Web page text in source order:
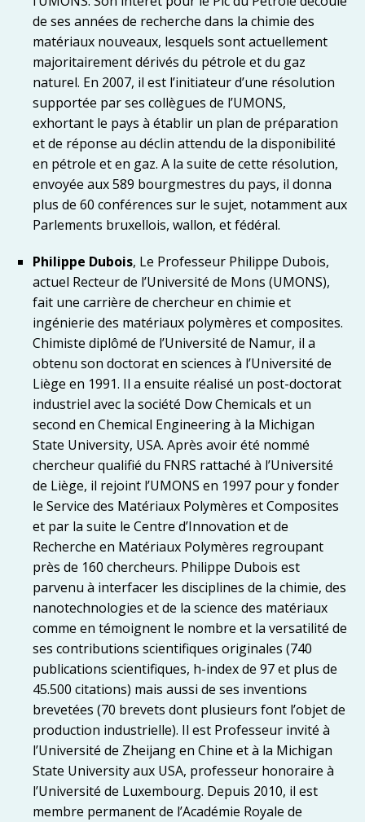
de ses années de recherche dans la chimie des
matériaux nouveaux, lesquels sont actuellement
majoritairement dérivés du pétrole et du gaz
naturel. En 2007, il est l’initiateur d’une résolution
supportée par ses collègues de l’UMONS,
exhortant le pays à établir un plan de préparation
et de réponse au déclin attendu de la disponibilité
en pétrole et en gaz. A la suite de cette résolution,
envoyée aux 589 bourgmestres du pays, il donna
plus de 60 conférences sur le sujet, notamment aux
Parlements bruxellois, wallon, et fédéral.
Philippe Dubois, Le Professeur Philippe Dubois,
actuel Recteur de l’Université de Mons (UMONS),
fait une carrière de chercheur en chimie et
ingénierie des matériaux polymères et composites.
Chimiste diplômé de l’Université de Namur, il a
obtenu son doctorat en sciences à l’Université de
Liège en 1991. Il a ensuite réalisé un post-doctorat
industriel avec la société Dow Chemicals et un
second en Chemical Engineering à la Michigan
State University, USA. Après avoir été nommé
chercheur qualifié du FNRS rattaché à l’Université
de Liège, il rejoint l’UMONS en 1997 pour y fonder
le Service des Matériaux Polymères et Composites
et par la suite le Centre d’Innovation et de
Recherche en Matériaux Polymères regroupant
près de 160 chercheurs. Philippe Dubois est
parvenu à interfacer les disciplines de la chimie, des
nanotechnologies et de la science des matériaux
comme en témoignent le nombre et la versatilité de
ses contributions scientifiques originales (740
publications scientifiques, h-index de 97 et plus de
45.500 citations) mais aussi de ses inventions
brevetées (70 brevets dont plusieurs font l’objet de
production industrielle). Il est Professeur invité à
l’Université de Zheijang en Chine et à la Michigan
State University aux USA, professeur honoraire à
l’Université de Luxembourg. Depuis 2010, il est
membre permanent de l’Académie Royale de